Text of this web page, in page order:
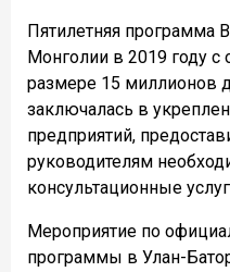
Пятилетняя программа
Монголии в 2019 году
размере 15 миллионов
заключалась в
предприятий,
руководителям
консультационные
Мероприятие по
программы в Улан-